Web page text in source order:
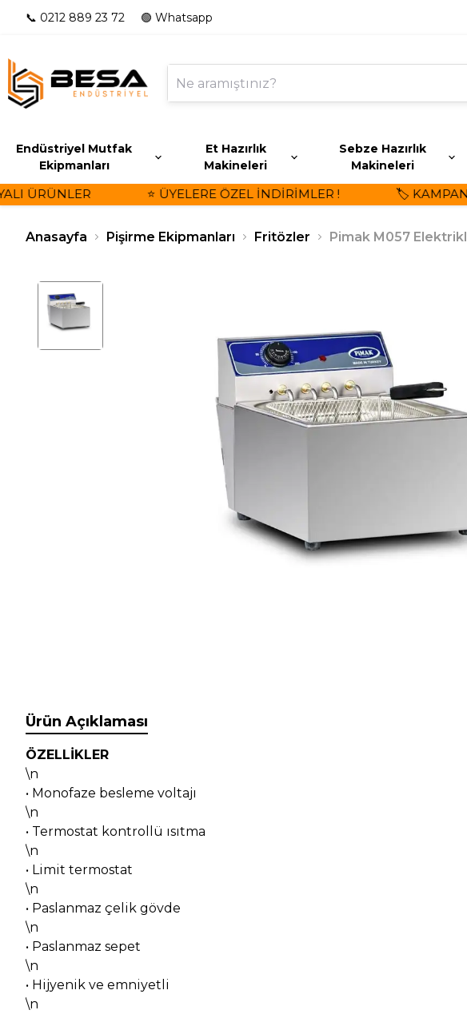
📞 0212 889 23 72 🟢 Whatsapp
Endüstriyel Mutfak
Ekipmanları
Et Hazırlık
Makineleri
Sebze Hazırlık
Makineleri
ÜRÜNLER ⭐ ÜYELERE ÖZEL İNDİRİMLER ! 🏷️
Anasayfa Pişirme Ekipmanları Fritözler Pimak M057
Ürün Açıklaması
ÖZELLİKLER
\n
• Monofaze besleme voltajı
\n
• Termostat kontrollü ısıtma
\n
• Limit termostat
\n
• Paslanmaz çelik gövde
\n
• Paslanmaz sepet
\n
• Hijyenik ve emniyetli
\n